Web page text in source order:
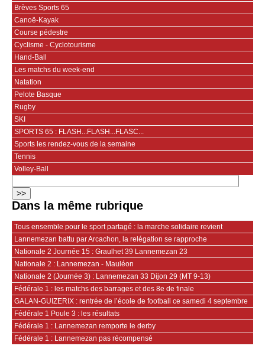
Brèves Sports 65
Canoë-Kayak
Course pédestre
Cyclisme - Cyclotourisme
Hand-Ball
Les matchs du week-end
Natation
Pelote Basque
Rugby
SKI
SPORTS 65 : FLASH...FLASH...FLASC...
Sports les rendez-vous de la semaine
Tennis
Volley-Ball
Dans la même rubrique
Tous ensemble pour le sport partagé : la marche solidaire revient
Lannemezan battu par Arcachon, la relégation se rapproche
Nationale 2 Journée 15 : Graulhet 39 Lannemezan 23
Nationale 2 : Lannemezan - Mauléon
Nationale 2 (Journée 3) : Lannemezan 33 Dijon 29 (MT 9-13)
Fédérale 1 : les matchs des barrages et des 8e de finale
GALAN-GUIZERIX : rentrée de l’école de football ce samedi 4 septembre
Fédérale 1 Poule 3 : les résultats
Fédérale 1 : Lannemezan remporte le derby
Fédérale 1 : Lannemezan pas récompensé